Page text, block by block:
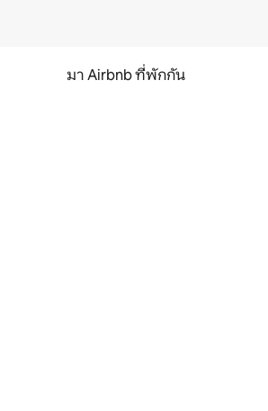
มา Airbnb ที่พักกัน